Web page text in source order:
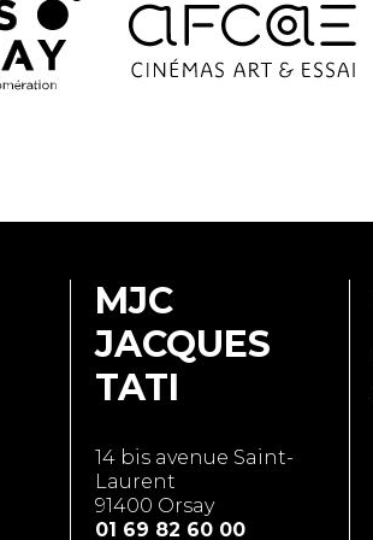
MJC
JACQUES
TATI
14 bis avenue Saint-
Laurent
91400 Orsay
01 69 82 60 00